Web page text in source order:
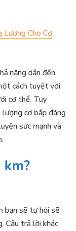
Lượng Cho Cơ
năng dẫn đến
cách tuyệt vời
cơ thể. Tuy
lượng cơ bắp đáng
sức mạnh và
km?
bạn sẽ tự hỏi sẽ
Câu trả lời khác